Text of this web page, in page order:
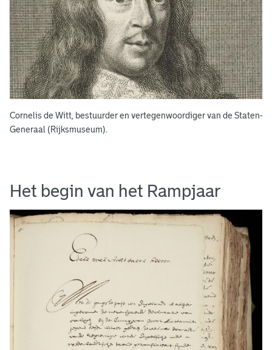
Cornelis de Witt, bestuurder en vertegenwoordiger van de Staten-
Generaal (Rijksmuseum).
Het begin van het Rampjaar